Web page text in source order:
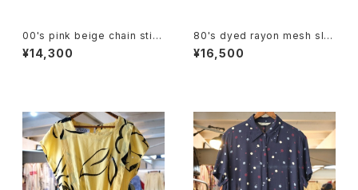
00's pink beige chain stitc
hed linen pullover Dress
¥14,300
80's dyed rayon mesh sle
eve long Dress
¥16,500